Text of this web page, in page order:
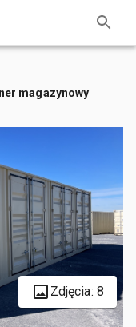
magazynowy
Zdjęcia: 8